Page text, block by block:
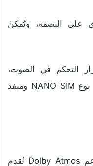
على البصمة، ويُمكن
التحكم في الصوت،
أعلاهم مدخل شريحتي اتصال من نوع NANO SIM ومنفذ
الجهة السفلية: سماعة الهاتف تُدعم Dolby Atmos تُقدم